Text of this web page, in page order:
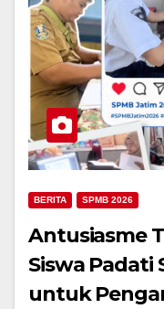
BERITA SPMB 2026
Antusiasme
Siswa Padati
untuk